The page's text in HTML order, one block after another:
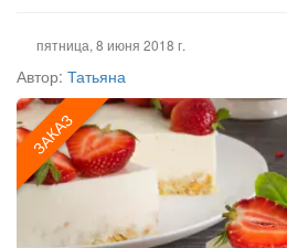
пятница, 8 июня 2018 г.
Автор: Татьяна
ЗАКАЗ